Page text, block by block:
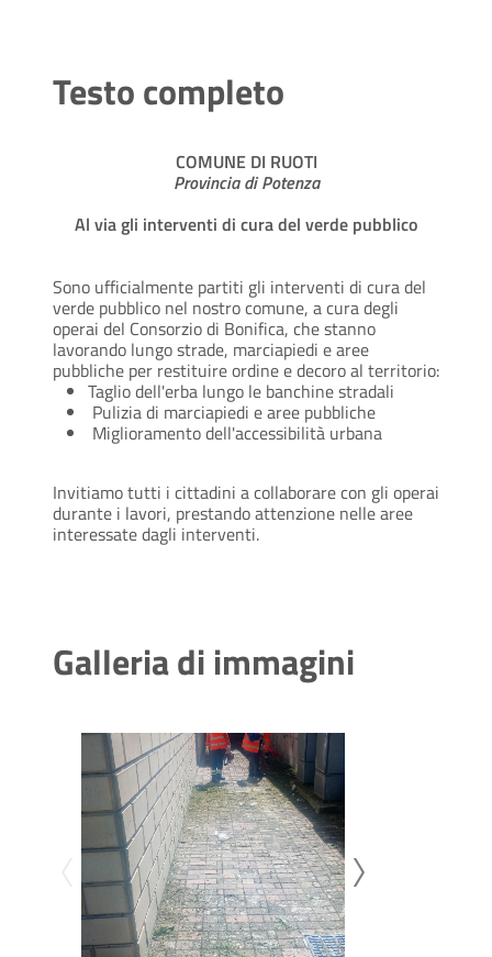
Testo completo
COMUNE DI RUOTI
Provincia di Potenza
Al via gli interventi di cura del verde pubblico
Sono ufficialmente partiti gli interventi di cura del
verde pubblico nel nostro comune, a cura degli
operai del Consorzio di Bonifica, che stanno
lavorando lungo strade, marciapiedi e aree
pubbliche per restituire ordine e decoro al territorio:
Taglio dell'erba lungo le banchine stradali
Pulizia di marciapiedi e aree pubbliche
Miglioramento dell'accessibilità urbana
Invitiamo tutti i cittadini a collaborare con gli operai
durante i lavori, prestando attenzione nelle aree
interessate dagli interventi.
Galleria di immagini